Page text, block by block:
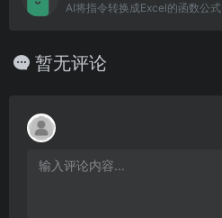
AI将指令转换成Excel的函数公式
暂无评论